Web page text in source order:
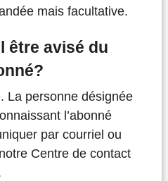
mais facultative.
être avisé du
La personne désignée
l’abonné
par courriel ou
Centre de contact